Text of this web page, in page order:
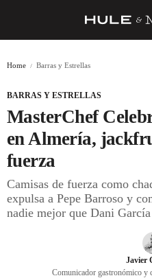
BARRAS Y ESTRELLAS
DÓNDE COMER
ÍDOLOS DE MESAS
CUADERNO DE VIAJE
MENÚ DEL DÍA
Home Barras y Estrellas
BARRAS Y ESTRELLAS
MasterChef
en Almería,
fuerza
Camisas de fuerza como
expulsa a Pepe Barroso y
nadie mejor que Dani García
Javier
Comunicador gastronómico y